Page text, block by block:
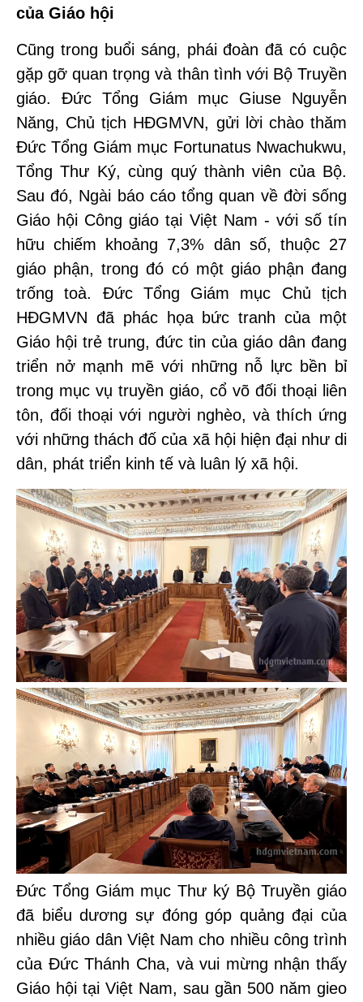
của Giáo hội
Cũng trong buổi sáng, phái đoàn đã có cuộc
gặp gỡ quan trọng và thân tình với Bộ Truyền
giáo. Đức Tổng Giám mục Giuse Nguyễn
Năng, Chủ tịch HĐGMVN, gửi lời chào thăm
Đức Tổng Giám mục Fortunatus Nwachukwu,
Tổng Thư Ký, cùng quý thành viên của Bộ.
Sau đó, Ngài báo cáo tổng quan về đời sống
Giáo hội Công giáo tại Việt Nam - với số tín
hữu chiếm khoảng 7,3% dân số, thuộc 27
giáo phận, trong đó có một giáo phận đang
trống toà. Đức Tổng Giám mục Chủ tịch
HĐGMVN đã phác họa bức tranh của một
Giáo hội trẻ trung, đức tin của giáo dân đang
triển nở mạnh mẽ với những nỗ lực bền bỉ
trong mục vụ truyền giáo, cổ võ đối thoại liên
tôn, đối thoại với người nghèo, và thích ứng
với những thách đố của xã hội hiện đại như di
dân, phát triển kinh tế và luân lý xã hội.
Đức Tổng Giám mục Thư ký Bộ Truyền giáo
đã biểu dương sự đóng góp quảng đại của
nhiều giáo dân Việt Nam cho nhiều công trình
của Đức Thánh Cha, và vui mừng nhận thấy
Giáo hội tại Việt Nam, sau gần 500 năm gieo